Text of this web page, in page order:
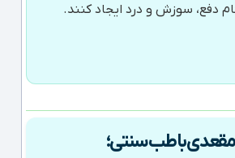
دفع، سوزش و درد ایجاد کنند.
با طب سنتی؛